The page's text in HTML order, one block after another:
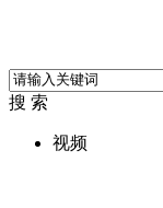
搜 索
视频